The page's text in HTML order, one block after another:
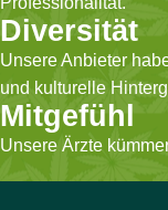
Diversität
Unsere Anbieter
und kulturelle
Mitgefühl
Unsere Ärzte